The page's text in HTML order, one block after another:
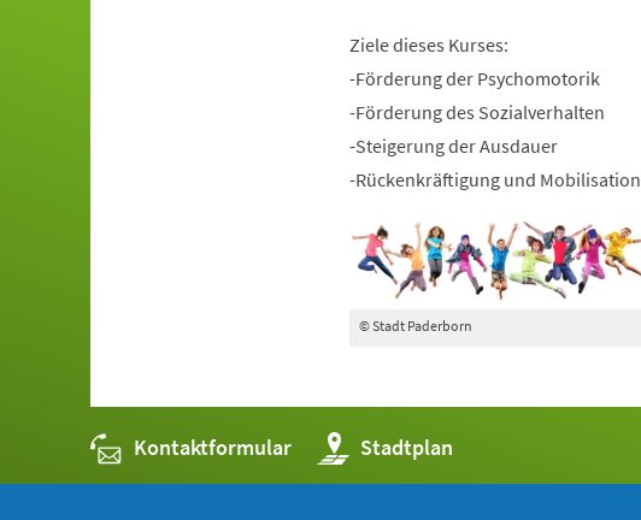
Ziele dieses Kurses:
-Förderung der Psychomotorik
-Förderung des Sozialverhalten
-Steigerung der Ausdauer
-Rückenkräftigung und Mobilisation
© Stadt Paderborn
Kontaktformular Stadtplan
(Öffnet
in
einem